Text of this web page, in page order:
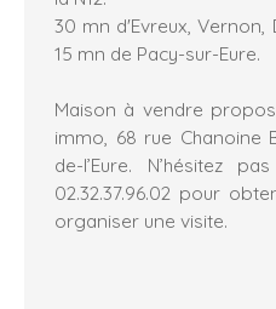
30 mn d'Evreux, Vernon,
15 mn de Pacy-sur-Eure.
Maison à vendre
immo, 68 rue Chanoine
de-l’Eure. N’hésitez
02.32.37.96.02 pour
organiser une visite.